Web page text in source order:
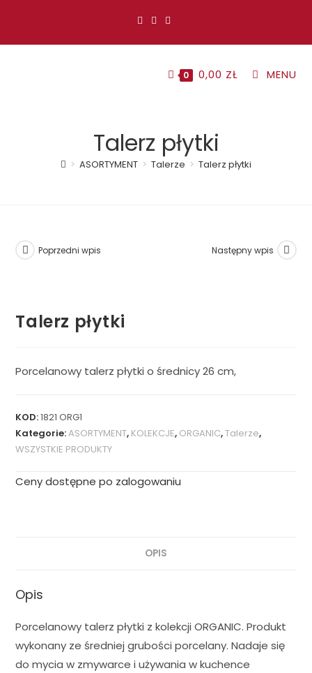
0 0,00 ZŁ MENU
Talerz płytki
> ASORTYMENT > Talerze > Talerz płytki
Poprzedni wpis Następny wpis
Talerz płytki
Porcelanowy talerz płytki o średnicy 26 cm,
KOD:1821 ORG1
Kategorie:ASORTYMENT, KOLEKCJE, ORGANIC,Talerze,
WSZYSTKIE PRODUKTY
Ceny dostępne po zalogowaniu
OPIS
Opis
Porcelanowy talerz płytki z kolekcji ORGANIC. Produkt
wykonany ze średniej grubości porcelany. Nadaje się
do mycia w zmywarce i używania w kuchence